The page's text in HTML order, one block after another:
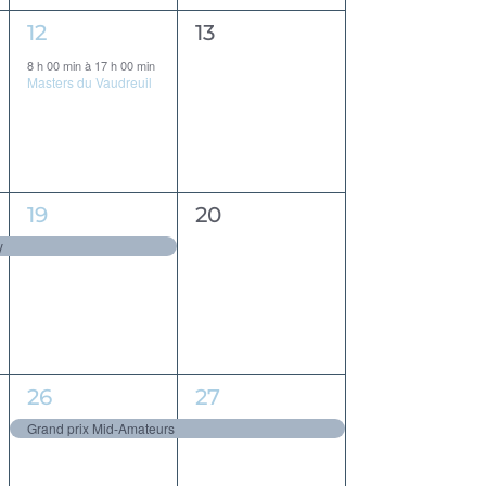
1
évènement,
12
8 h 00 minà 17 h 00 min
Masters du Vaudreuil
0
13
1
évènement,
19
0
20
1
évènement,
26
Grand prix Mid-Amateurs
1
évènement,
27